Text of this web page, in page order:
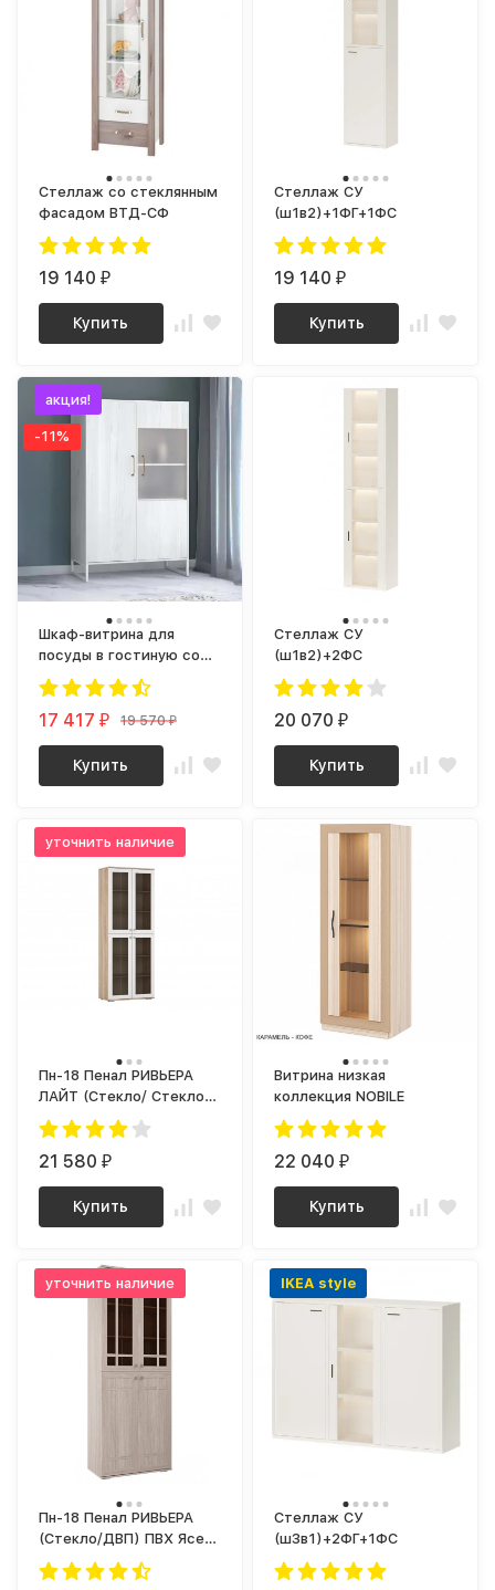
Стеллаж со стеклянным
фасадом ВТД-СФ
19 140₽
Купить
Стеллаж СУ
(ш1в2)+1ФГ+1ФС
19 140₽
Купить
акция!
-11%
Шкаф-витрина для
посуды в гостиную со
стеклом в стиле лофт
металл virton 21
(винтерберг)
17 417₽ 19 570₽
Купить
Стеллаж СУ
(ш1в2)+2ФС
20 070₽
Купить
уточнить наличие
Пн-18 Пенал РИВЬЕРА
ЛАЙТ (Стекло/ Стекло)
ПВХ Белый/ корпус Дуб
Сонома
21 580₽
Купить
Витрина низкая
коллекция NOBILE
22 040₽
Купить
уточнить наличие
Пн-18 Пенал РИВЬЕРА
(Стекло/ДВП) ПВХ Ясень
Шимо Светлый/ корпус
Ясень Шимо Светлый
IKEA style
Стеллаж СУ
(ш3в1)+2ФГ+1ФС